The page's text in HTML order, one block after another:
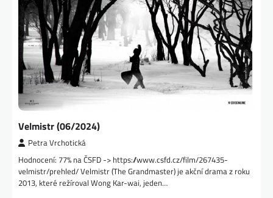
Velmistr (06/2024)
Petra Vrchotická
Hodnocení: 77% na ČSFD -> https://www.csfd.cz/film/267435-
velmistr/prehled/ Velmistr (The Grandmaster) je akční drama z roku
2013, které režíroval Wong Kar-wai, jeden…